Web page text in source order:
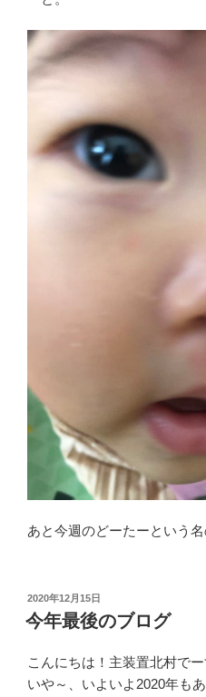
あと今週のどーたーという
投
稿
日:
2020年12月15日
今年最後のブログ
こんにちは！主装置北村でー
いや～、いよいよ2020年も